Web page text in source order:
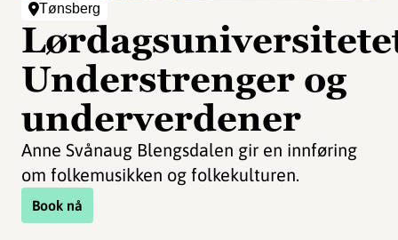
Tønsberg
Understrenger og
underverdener
Anne Svånaug Blengsdalen gir en innføring
om folkemusikken og folkekulturen.
Book nå